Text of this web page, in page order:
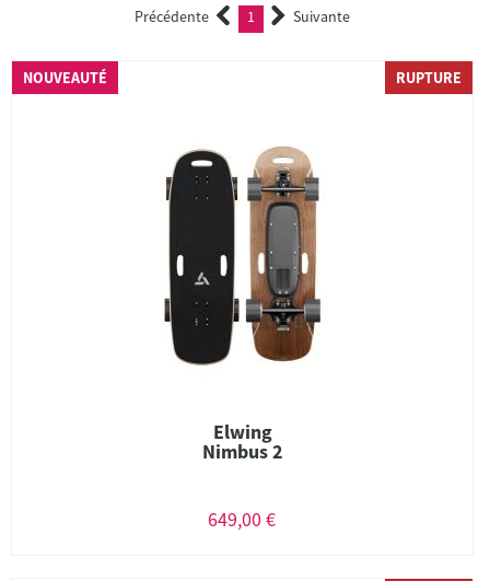
Précédente 1 (current)Suivante
NOUVEAUTÉ RUPTURE
Elwing
Nimbus 2
649,00 €